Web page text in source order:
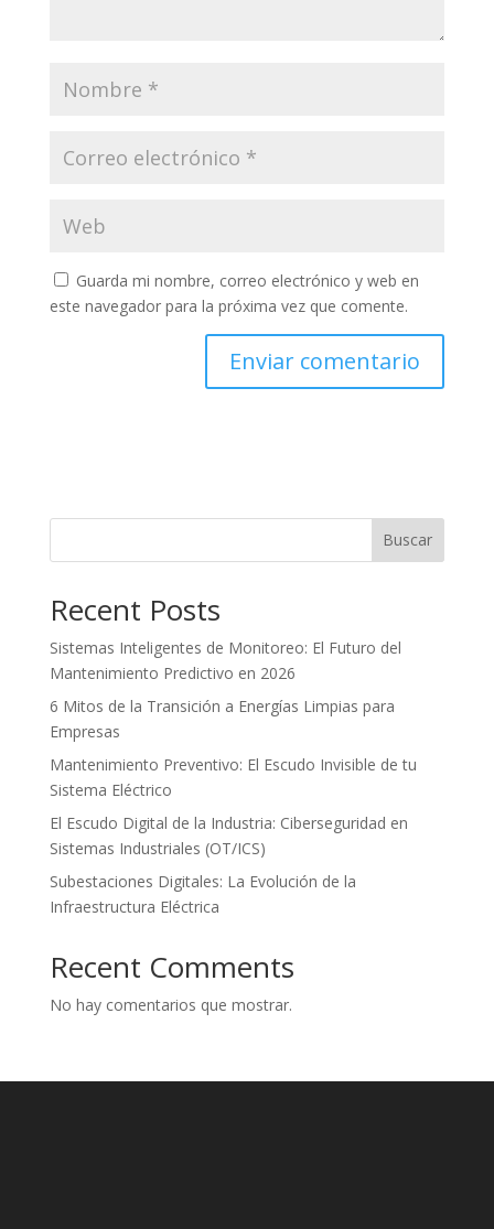
Guarda mi nombre, correo electrónico y web en
este navegador para la próxima vez que comente.
Buscar
Recent Posts
Sistemas Inteligentes de Monitoreo: El Futuro del
Mantenimiento Predictivo en 2026
6 Mitos de la Transición a Energías Limpias para
Empresas
Mantenimiento Preventivo: El Escudo Invisible de tu
Sistema Eléctrico
El Escudo Digital de la Industria: Ciberseguridad en
Sistemas Industriales (OT/ICS)
Subestaciones Digitales: La Evolución de la
Infraestructura Eléctrica
Recent Comments
No hay comentarios que mostrar.